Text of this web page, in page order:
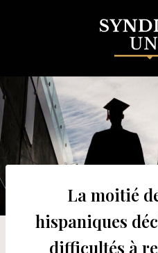
La moitié
hispaniques
difficultés à